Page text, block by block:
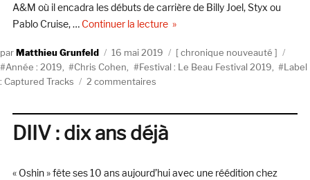
A&M où il encadra les débuts de carrière de Billy Joel, Styx ou
Pablo Cruise, … Continuer la lecturede « Chris Cohen, Chris Cohen
AuteurMatthieu Grunfeld
Publié
le
16 mai 2019 Catégories
chronique nouveauté
Année : 2019
Chris Cohen Festival : Le Beau Festival 2019
Label
: Captured Tracks
2 commentaires
Chris
Cohen
Tracks)
DIIV : dix ans déjà
« Oshin » fête ses 10 ans aujourd’hui avec une réédition chez